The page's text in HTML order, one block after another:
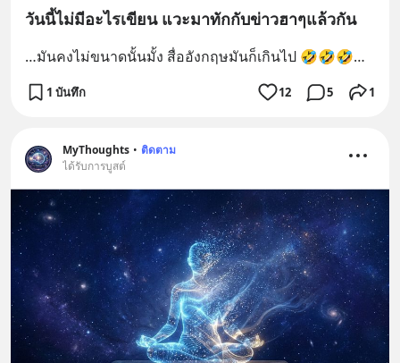
วันนี้ไม่มีอะไรเขียน แวะมาทักกับข่าวฮาๆแล้วกัน
…มันคงไม่ขนาดนั้นมั้ง สื่ออังกฤษมันก็เกินไป 🤣🤣🤣…
1 บันทึก 12 5 1
MyThoughts • ติดตาม
ได้รับการบูสต์